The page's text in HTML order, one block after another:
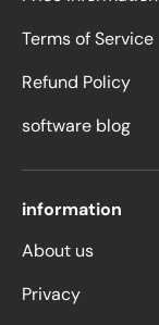
Terms of Service
Refund Policy
software blog
information
About us
Privacy